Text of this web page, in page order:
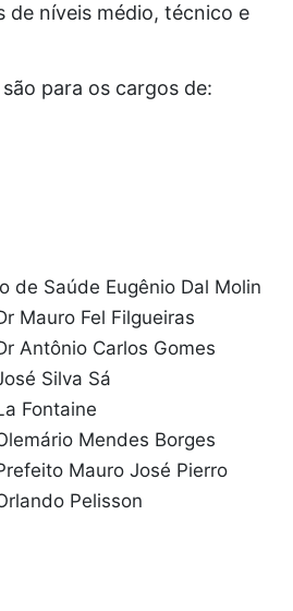
níveis médio, técnico e
para os cargos de:
de Saúde Eugênio Dal Molin
Mauro Fel Filgueiras
Antônio Carlos Gomes
Silva Sá
Fontaine
Mendes Borges
Mauro José Pierro
Pelisson